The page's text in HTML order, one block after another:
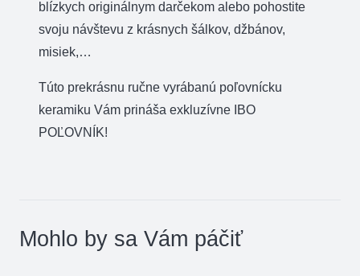
blízkych originálnym darčekom alebo pohostite
svoju návštevu z krásnych šálkov, džbánov,
misiek,…
Túto prekrásnu ručne vyrábanú poľovnícku
keramiku Vám prináša exkluzívne IBO
POĽOVNÍK!
Mohlo by sa Vám páčiť